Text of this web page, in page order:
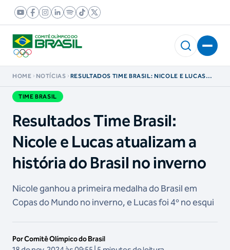
HOME NOTÍCIAS
RESULTADOS TIME BRASIL: NICOLE E LUCAS
TIME BRASIL
Resultados Time Brasil:
Nicole e Lucas atualizam a
história do Brasil no inverno
Nicole ganhou a primeira medalha do Brasil em
Copas do Mundo no inverno, e Lucas foi 4º no esqui
Por Comitê Olímpico do Brasil